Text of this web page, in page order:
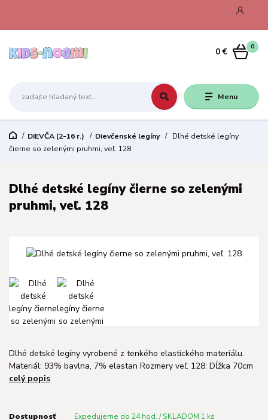
Menu
0
0 €
DIEVČA (2-16 r.) Dievčenské legíny
Dlhé detské legíny
čierne so zelenými pruhmi, veľ. 128
Dlhé detské legíny čierne so zelenými
pruhmi, veľ. 128
Dlhé detské legíny vyrobené z tenkého elastického materiálu.
Materiál: 93% bavlna, 7% elastan Rozmery veľ. 128: Dĺžka 70cm
celý popis
Dostupnosť Expedujeme do 24 hod. / SKLADOM 1 ks